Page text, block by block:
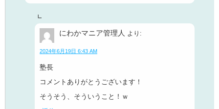
にわかマニア管理人 より:
2024年6月19日 6:43 AM
塾長
コメントありがとうございます！
そうそう、そういうこと！ｗ